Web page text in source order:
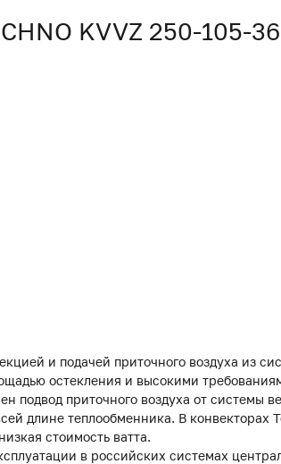
KVVZ 250-105-
и подачей приточного воздуха из
остекления и высокими
подвод приточного воздуха от системы
длине теплообменника. В конвекторах
стоимость ватта.
в российских системах